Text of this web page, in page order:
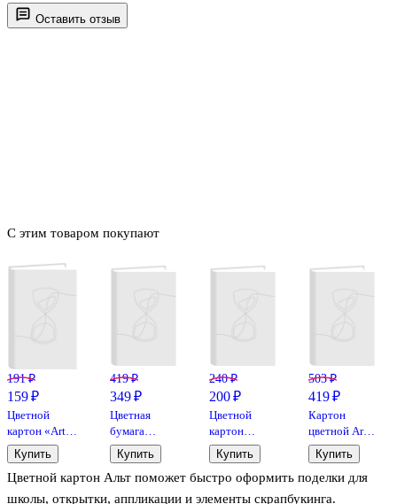
Оставить отзыв
Цветной картон Альт поможет быстро оформить поделки для
школы, открытки, аппликации и элементы скрапбукинга.
С этим товаром покупают
191 ₽
159 ₽
Цветной
картон «Art
idea», 14
цветов, А4
Купить
419 ₽
349 ₽
Цветная
бумага
«Басня» 10
цветов 30
листов А4,
спираль,
Купить
240 ₽
200 ₽
Цветной
картон
гофрированный,
5 цветов, А4
Купить
503 ₽
419 ₽
Картон
цветной Art
idea, 260г/
м2, А4, 12
цветов, 12
листов
Купить